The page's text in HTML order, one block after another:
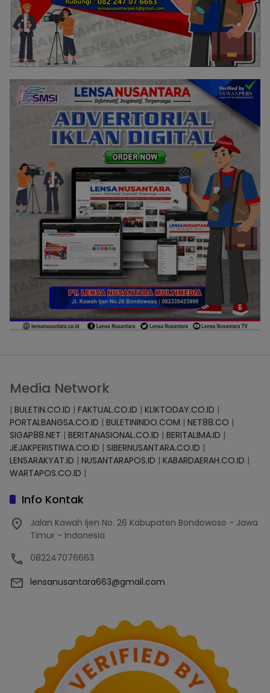
Media Network
| BULETIN.CO.ID | FAKTUAL.CO.ID | KLIKTODAY.CO.ID |
PORTALBANGSA.CO.ID | BULETININDO.COM | NET88.CO |
SIGAP88.NET | BERITANASIONAL.CO.ID | BERITALIMA.ID |
JEJAKPERISTIWA.CO.ID | SIBERNUSANTARA.CO.ID |
LENSARAKYAT.ID | NUSANTARAPOS.ID | KABARDAERAH.CO.ID |
WARTAPOS.CO.ID |
Info Kontak
Jalan Kawah Ijen No. 26 Kabupaten Bondowoso - Jawa
Timur - Indonesia
082247076663
lensanusantara663@gmail.com